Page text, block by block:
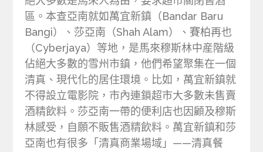
區。本查亞南就如萬宜新鎮（Bandar Baru
Bangi）、莎亞南（Shah Alam）、賽柏再也
（Cyberjaya）等地，是馬來穆斯林中産階級
佔絕大多數的雪州市鎮，他們希望聚集在一個
清真、現代化的居住環境。比如，萬宜新鎮就
不得設立電影院，市內連鎖超市大多數未售賣
酒精飲料。莎亞南一帶的便利店也因顧及穆斯
林感受，自願不販售酒精飲料。萬宜新鎮和莎
亞南也有很多「清真商業場域」——清真餐